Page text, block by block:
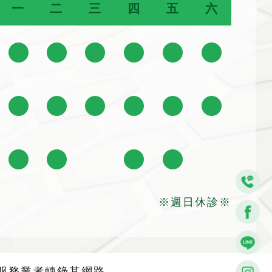
一 二 三 四 五 六
※週日休診※